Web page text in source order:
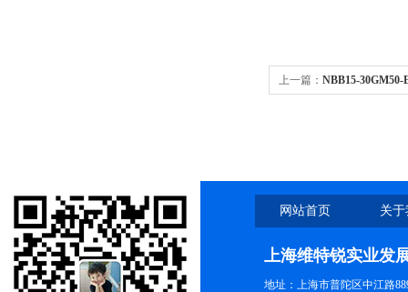
上一篇： NBB15-
网站首页 关
上海维特锐实业发
地址：上海市普陀区中江路